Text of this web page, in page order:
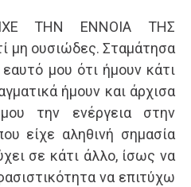
ΤΗΝ ΕΝΝΟΙΑ ΤΗΣ
μη ουσιώδες. Σταμάτησα
μου ότι ήμουν κάτι
ήμουν και άρχισα
την ενέργεια στην
είχε αληθινή σημασία
σε κάτι άλλο, ίσως να
να επιτύχω